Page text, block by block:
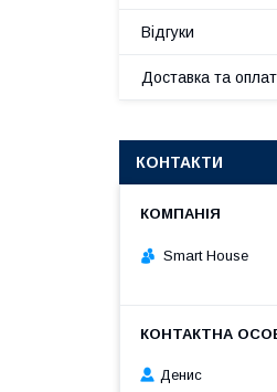
Відгуки
Доставка та
КОНТАКТИ
Smart House
Денис